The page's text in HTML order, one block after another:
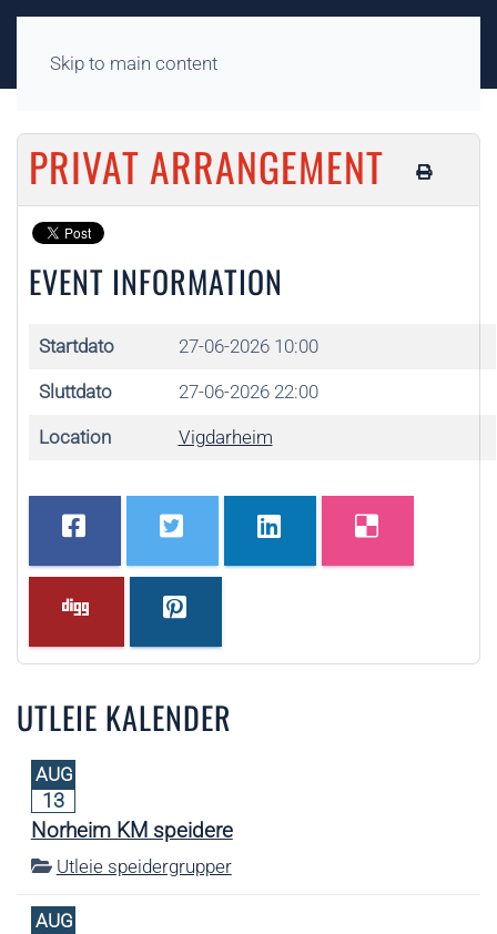
Skip to main content
PRIVAT ARRANGEMENT
EVENT INFORMATION
Startdato 27-06-2026 10:00
Sluttdato 27-06-2026 22:00
Location Vigdarheim
UTLEIE KALENDER
AUG
13
Norheim KM speidere
Utleie speidergrupper
AUG